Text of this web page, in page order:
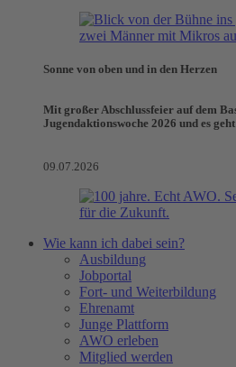
Sonne von oben und in den Herzen
Mit großer Abschlussfeier auf dem
Jugendaktionswoche 2026 und es
09.07.2026
Wie kann ich dabei sein?
Ausbildung
Jobportal
Fort- und Weiterbildung
Ehrenamt
Junge Plattform
AWO erleben
Mitglied werden